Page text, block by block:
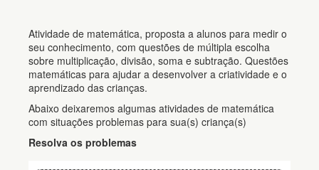
Atividade de matemática, proposta a alunos para medir o
seu conhecimento, com questões de múltipla escolha
sobre multiplicação, divisão, soma e subtração. Questões
matemáticas para ajudar a desenvolver a criatividade e o
aprendizado das crianças.
Abaixo deixaremos algumas atividades de matemática
com situações problemas para sua(s) criança(s)
Resolva os problemas